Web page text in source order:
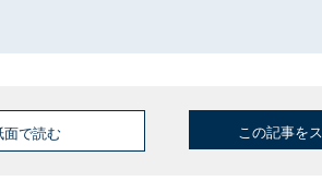
面で読む この記事を